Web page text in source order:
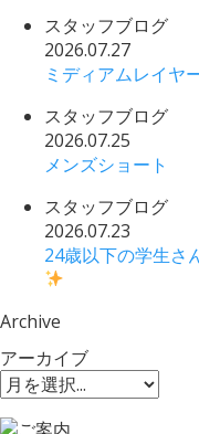
スタッフブログ
2026.07.27
ミディアムレイヤ
スタッフブログ
2026.07.25
メンズショート
スタッフブログ
2026.07.23
24歳以下の学生さ
Archive
アーカイブ